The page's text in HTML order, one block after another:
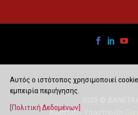
Ανάπτυξη-Υποστήριξη
Αυτός ο ιστότοπος χρησιμοποιεί
εμπειρία περιήγησης.
[Πολιτική Δεδομένων]